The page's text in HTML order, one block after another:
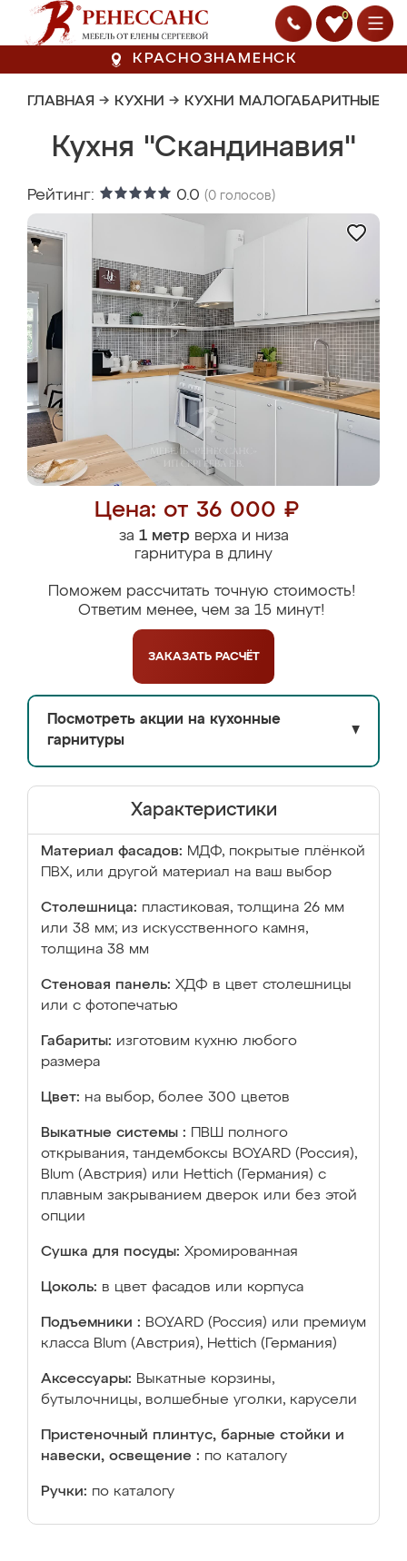
0
КРАСНОЗНАМЕНСК
ГЛАВНАЯ → КУХНИ → КУХНИ МАЛОГАБАРИТНЫЕ
Кухня "Скандинавия"
Рейтинг: 0.0 (0 голосов)
Цена: от 36 000 ₽
за 1 метрверха и низа
гарнитура в длину
Поможем рассчитать точную стоимость!
Ответим менее, чем за 15 минут!
ЗАКАЗАТЬ РАСЧЁТ
Посмотреть акции на кухонные
гарнитуры
▼
Характеристики
Материал фасадов: МДФ, покрытые плёнкой
ПВХ, или другой материал на ваш выбор
Столешница: пластиковая, толщина 26 мм
или 38 мм; из искусственного камня,
толщина 38 мм
Стеновая панель: ХДФ в цвет столешницы
или с фотопечатью
Габариты: изготовим кухню любого
размера
Цвет: на выбор, более 300 цветов
Выкатные системы :
ПВШ полного
открывания, тандембоксы BOYARD (Россия),
Blum (Австрия) или Hettich (Германия) с
плавным закрыванием дверок или без этой
опции
Сушка для посуды: Хромированная
Цоколь: в цвет фасадов или корпуса
Подъемники : BOYARD (Россия) или премиум
класса Blum (Австрия), Hettich (Германия)
Аксессуары: Выкатные корзины,
бутылочницы, волшебные уголки, карусели
Пристеночный плинтус, барные стойки и
навески, освещение : по каталогу
Ручки: по каталогу